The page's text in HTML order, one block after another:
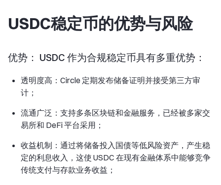
USDC稳定币的优势与风险
优势： USDC 作为合规稳定币具有多重优势：
透明度高：Circle 定期发布储备证明并接受第三方审
计；
流通广泛：支持多条区块链和金融服务，已经被多家交
易所和 DeFi 平台采用；
收益机制：通过将储备投入国债等低风险资产，产生稳
定的利息收入，这使 USDC 在现有金融体系中能够竞争
传统支付与存款业务收益；